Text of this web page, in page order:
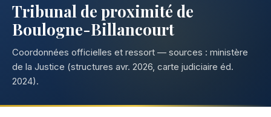
Tribunal de proximité de
Boulogne-Billancourt
Coordonnées officielles et ressort — sources : ministère
de la Justice (structures avr. 2026, carte judiciaire éd.
2024).